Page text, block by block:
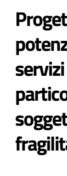
Partecipa
Comuni
Atti e Docunenti
Notizie